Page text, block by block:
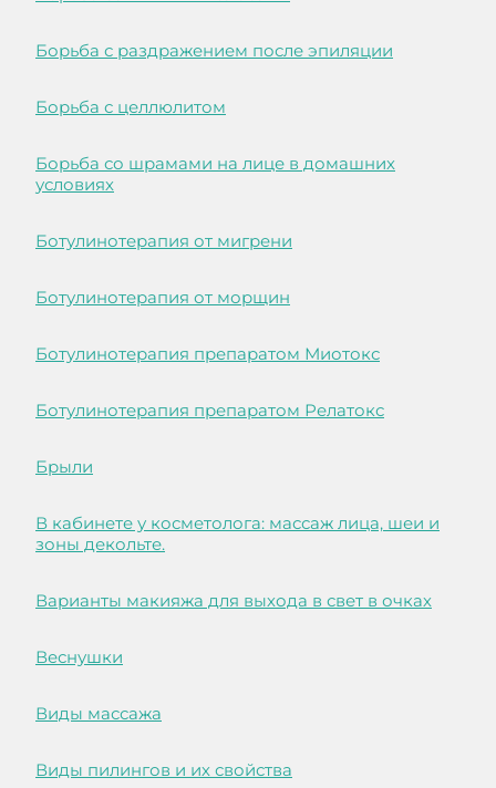
Борьба с раздражением после эпиляции
Борьба с целлюлитом
Борьба со шрамами на лице в домашних
условиях
Ботулинотерапия от мигрени
Ботулинотерапия от морщин
Ботулинотерапия препаратом Миотокс
Ботулинотерапия препаратом Релатокс
Брыли
В кабинете у косметолога: массаж лица, шеи и
зоны декольте.
Варианты макияжа для выхода в свет в очках
Веснушки
Виды массажа
Виды пилингов и их свойства